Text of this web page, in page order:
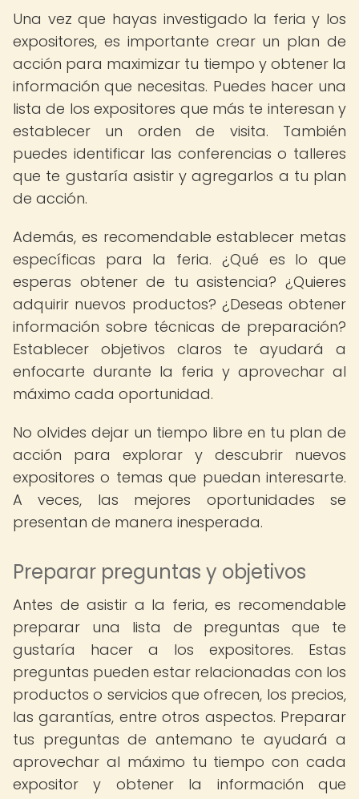
Una vez que hayas investigado la feria y los
expositores, es importante crear un plan de
acción para maximizar tu tiempo y obtener la
información que necesitas. Puedes hacer una
lista de los expositores que más te interesan y
establecer un orden de visita. También
puedes identificar las conferencias o talleres
que te gustaría asistir y agregarlos a tu plan
de acción.
Además, es recomendable establecer metas
específicas para la feria. ¿Qué es lo que
esperas obtener de tu asistencia? ¿Quieres
adquirir nuevos productos? ¿Deseas obtener
información sobre técnicas de preparación?
Establecer objetivos claros te ayudará a
enfocarte durante la feria y aprovechar al
máximo cada oportunidad.
No olvides dejar un tiempo libre en tu plan de
acción para explorar y descubrir nuevos
expositores o temas que puedan interesarte.
A veces, las mejores oportunidades se
presentan de manera inesperada.
Preparar preguntas y objetivos
Antes de asistir a la feria, es recomendable
preparar una lista de preguntas que te
gustaría hacer a los expositores. Estas
preguntas pueden estar relacionadas con los
productos o servicios que ofrecen, los precios,
las garantías, entre otros aspectos. Preparar
tus preguntas de antemano te ayudará a
aprovechar al máximo tu tiempo con cada
expositor y obtener la información que